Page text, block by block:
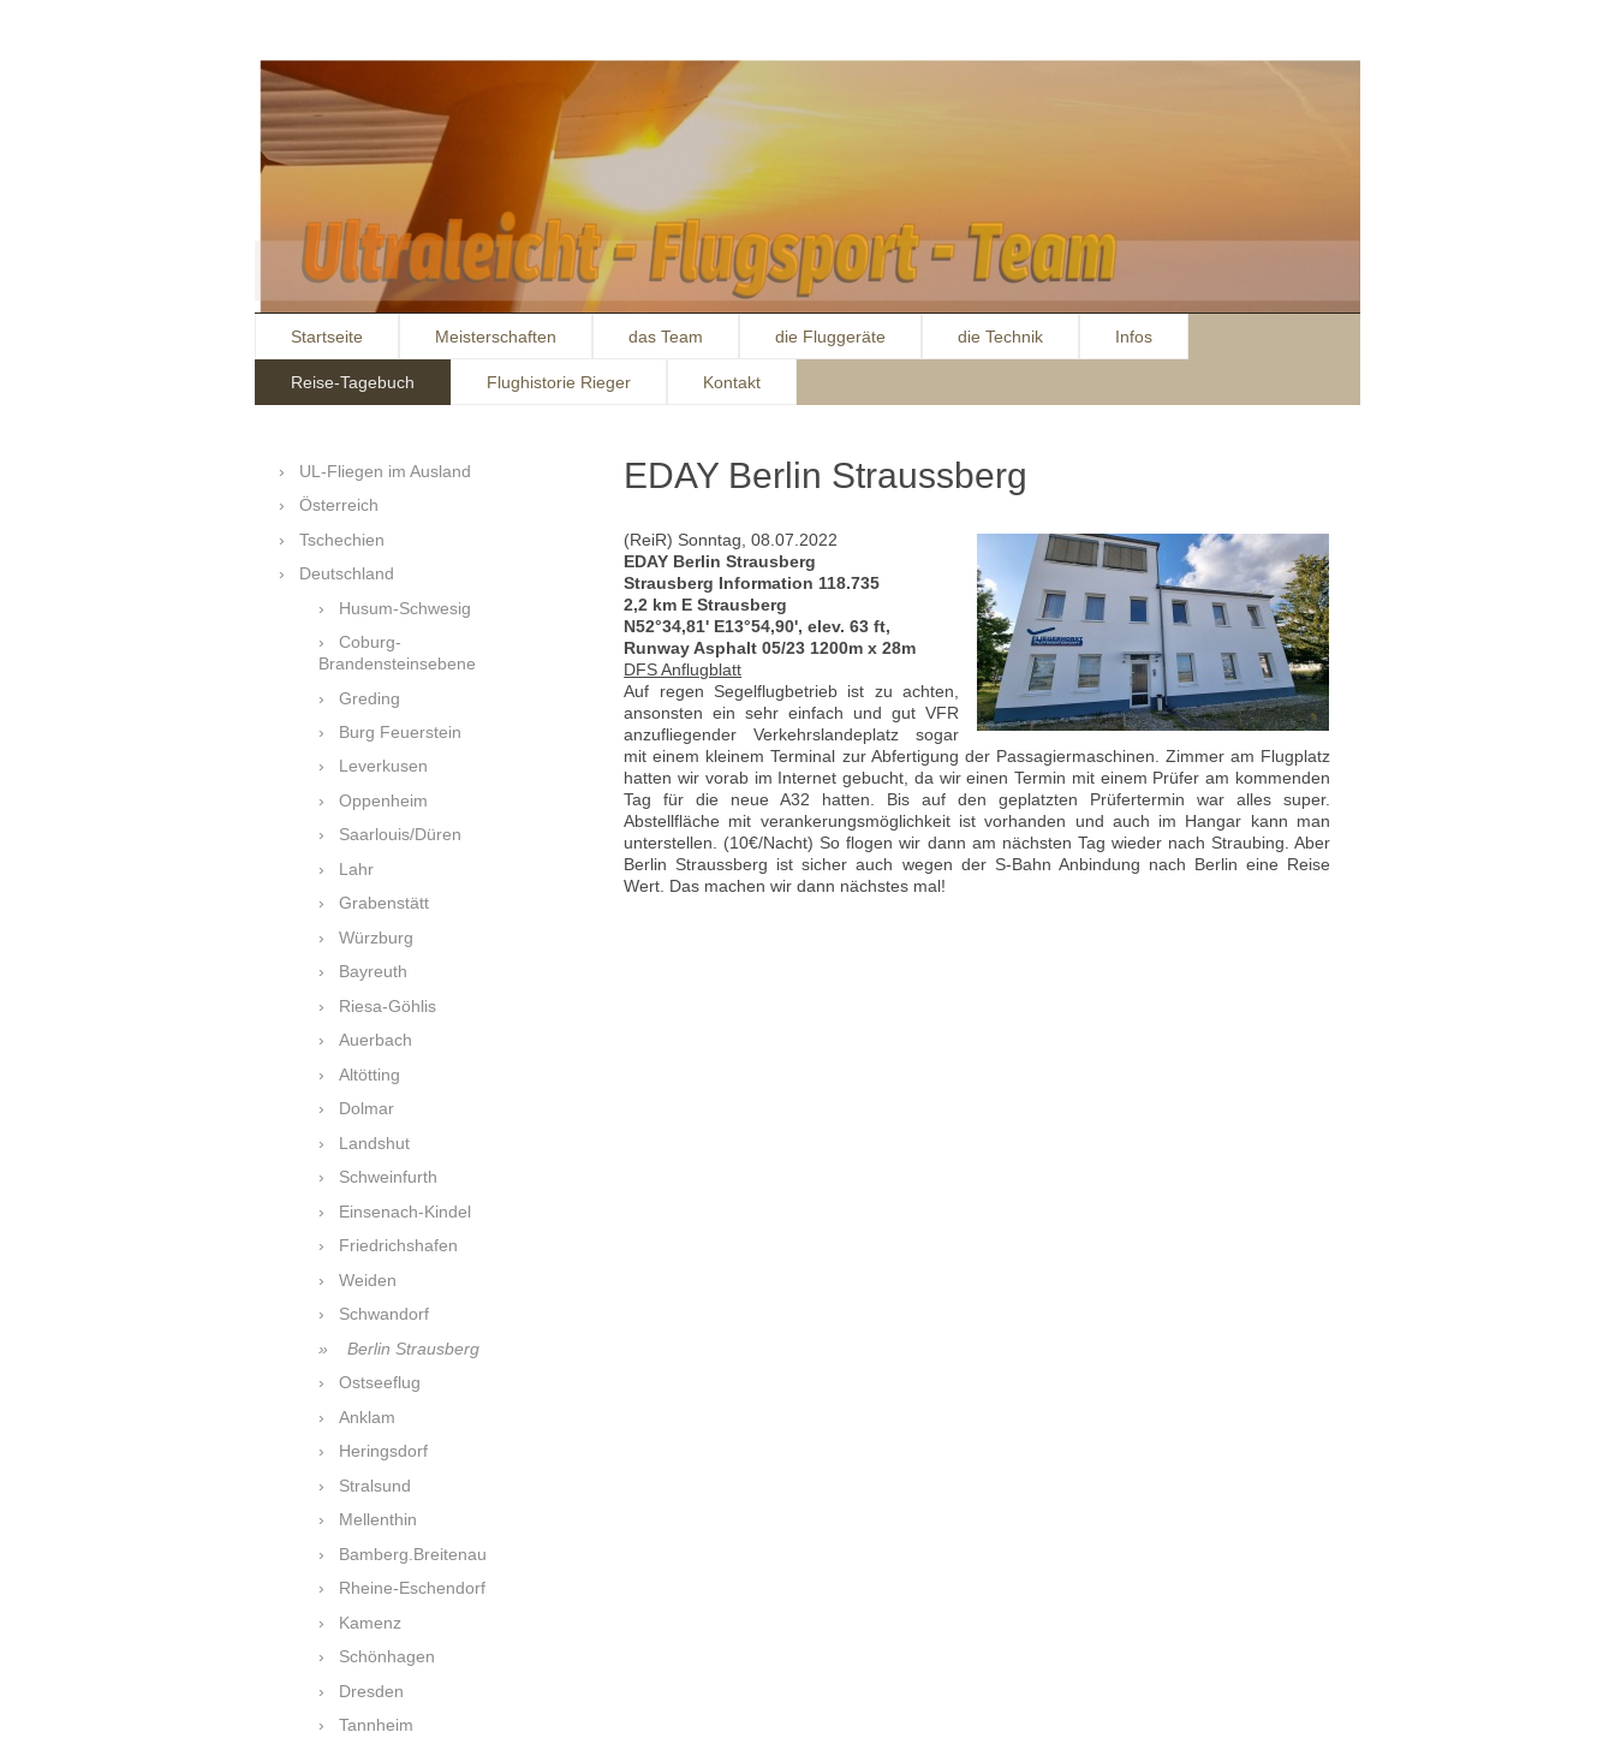
Startseite Meisterschaften das Team die Fluggeräte die Technik Infos
Reise-Tagebuch Flughistorie Rieger Kontakt
EDAY Berlin Straussberg
(ReiR) Sonntag, 08.07.2022
EDAY Berlin Strausberg
Strausberg Information 118.735
2,2 km E Strausberg
N52°34,81' E13°54,90', elev. 63 ft,
Runway Asphalt 05/23 1200m x 28m
DFS Anflugblatt
Auf regen Segelflugbetrieb ist zu achten,
ansonsten ein sehr einfach und gut VFR
anzufliegender Verkehrslandeplatz sogar
mit einem kleinem Terminal zur Abfertigung der Passagiermaschinen. Zimmer am Flugplatz
hatten wir vorab im Internet gebucht, da wir einen Termin mit einem Prüfer am kommenden
Tag für die neue A32 hatten. Bis auf den geplatzten Prüfertermin war alles super.
Abstellfläche mit verankerungsmöglichkeit ist vorhanden und auch im Hangar kann man
unterstellen. (10€/Nacht) So flogen wir dann am nächsten Tag wieder nach Straubing. Aber
Berlin Straussberg ist sicher auch wegen der S-Bahn Anbindung nach Berlin eine Reise
Wert. Das machen wir dann nächstes mal!
UL-Fliegen im Ausland
Österreich
Tschechien
Deutschland
Husum-Schwesig
Coburg-
Brandensteinsebene
Greding
Burg Feuerstein
Leverkusen
Oppenheim
Saarlouis/Düren
Lahr
Grabenstätt
Würzburg
Bayreuth
Riesa-Göhlis
Auerbach
Altötting
Dolmar
Landshut
Schweinfurth
Einsenach-Kindel
Friedrichshafen
Weiden
Schwandorf
Berlin Strausberg
Ostseeflug
Anklam
Heringsdorf
Stralsund
Mellenthin
Bamberg.Breitenau
Rheine-Eschendorf
Kamenz
Schönhagen
Dresden
Tannheim